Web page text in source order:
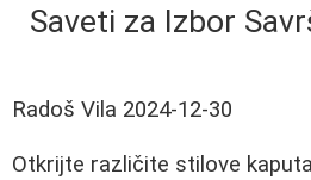
Saveti za Izbor
Radoš Vila 2024-12-30
Otkrijte različite stilove